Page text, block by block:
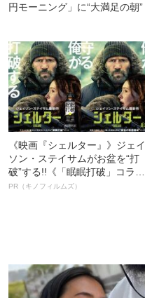
円モーニング」に“大満足の朝”
《映画『シェルター』》ジェイ
ソン・ステイサムがお盆を“打
破”する!!《「眠眠打破」コラ
ボ》
PR（キノフィルムズ）